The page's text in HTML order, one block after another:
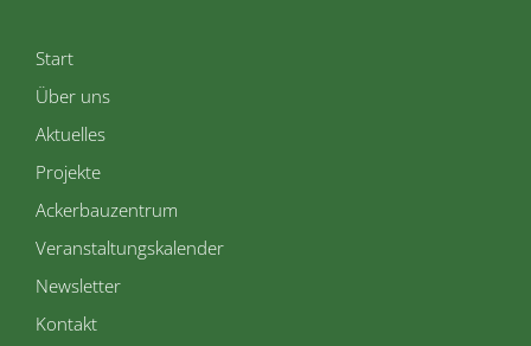
Start
Über uns
Aktuelles
Projekte
Ackerbauzentrum
Veranstaltungskalender
Newsletter
Kontakt